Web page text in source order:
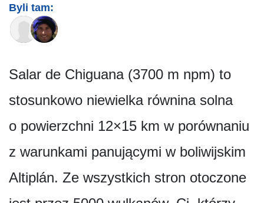
Byli tam:
Salar de Chiguana (3700 m npm) to
stosunkowo niewielka równina solna
o powierzchni 12×15 km w porównaniu
z warunkami panującymi w boliwijskim
Altiplán. Ze wszystkich stron otoczone